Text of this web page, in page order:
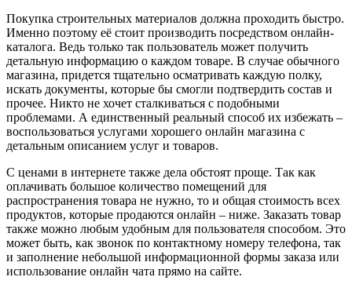
Покупка строительных материалов должна проходить быстро.
Именно поэтому её стоит производить посредством онлайн-
каталога. Ведь только так пользователь может получить
детальную информацию о каждом товаре. В случае обычного
магазина, придется тщательно осматривать каждую полку,
искать документы, которые бы смогли подтвердить состав и
прочее. Никто не хочет сталкиваться с подобными
проблемами. А единственный реальный способ их избежать –
воспользоваться услугами хорошего онлайн магазина с
детальным описанием услуг и товаров.
С ценами в интернете также дела обстоят проще. Так как
оплачивать большое количество помещений для
распространения товара не нужно, то и общая стоимость всех
продуктов, которые продаются онлайн – ниже. Заказать товар
также можно любым удобным для пользователя способом. Это
может быть, как звонок по контактному номеру телефона, так
и заполнение небольшой информационной формы заказа или
использование онлайн чата прямо на сайте.